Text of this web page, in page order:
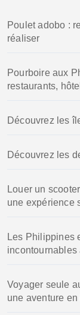
Poulet adobo :
réaliser
Pourboire aux
restaurants,
Découvrez les
Découvrez les
Louer un
une expérience
Les Philippines
incontournables
Voyager seule
une aventure